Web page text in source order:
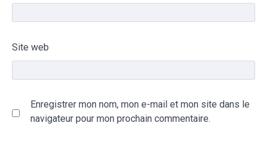
Site web
Enregistrer mon nom, mon e-mail et mon site dans le
navigateur pour mon prochain commentaire.